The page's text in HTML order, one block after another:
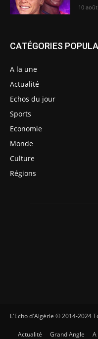
10
CATÉGORIES
A la une
Actualité
Echos du jour
Sports
Economie
Monde
Culture
Régions
L'Echo d'Algérie © 2014-2024
Actualité Grand Angle A